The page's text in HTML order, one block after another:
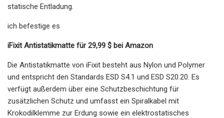
statische Entladung.
ich befestige es
iFixit Antistatikmatte für 29,99 $ bei Amazon
Die Antistatikmatte von iFixit besteht aus Nylon und Polymer
und entspricht den Standards ESD S4.1 und ESD S20.20. Es
verfügt außerdem über eine Schutzbeschichtung für
zusätzlichen Schutz und umfasst ein Spiralkabel mit
Krokodilklemme zur Erdung sowie ein elektrostatisches